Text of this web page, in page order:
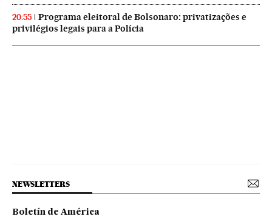
20:55
Programa eleitoral de Bolsonaro: privatizações e
privilégios legais para a Polícia
NEWSLETTERS
Boletín de América